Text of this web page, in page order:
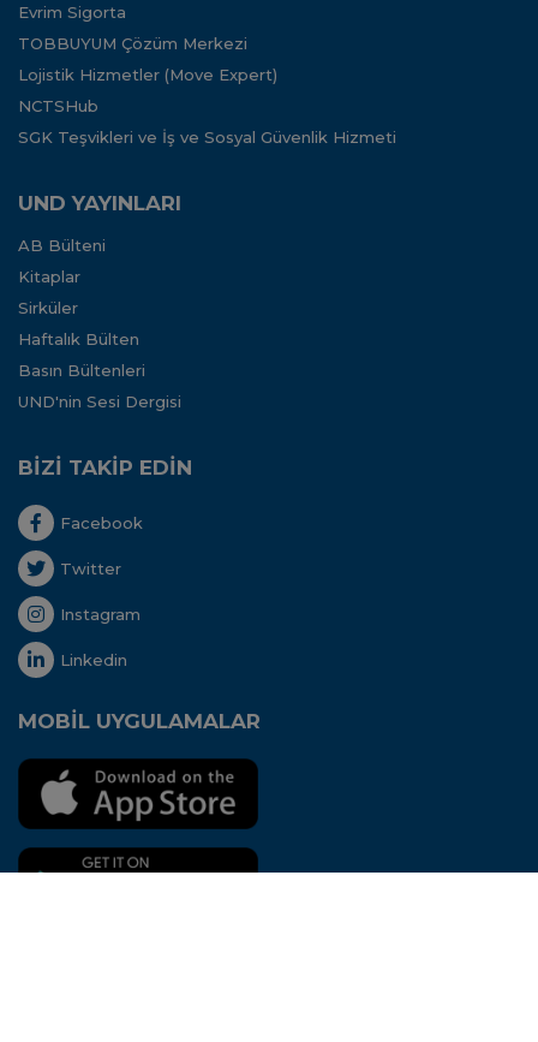
Evrim Sigorta
TOBBUYUM Çözüm Merkezi
Lojistik Hizmetler (Move Expert)
NCTSHub
SGK Teşvikleri ve İş ve Sosyal Güvenlik Hizmeti
UND YAYINLARI
AB Bülteni
Kitaplar
Sirküler
Haftalık Bülten
Basın Bültenleri
UND'nin Sesi Dergisi
BİZİ TAKİP EDİN
Facebook
Twitter
Instagram
Linkedin
MOBİL UYGULAMALAR